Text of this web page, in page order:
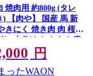
焼肉用 約800g (タレ
) 【肉や】 国産 馬 新
きにく 焼き肉 肉 桜肉
し 小分け おすすめ 青
中泊町 F6N-328
円
ったWAON